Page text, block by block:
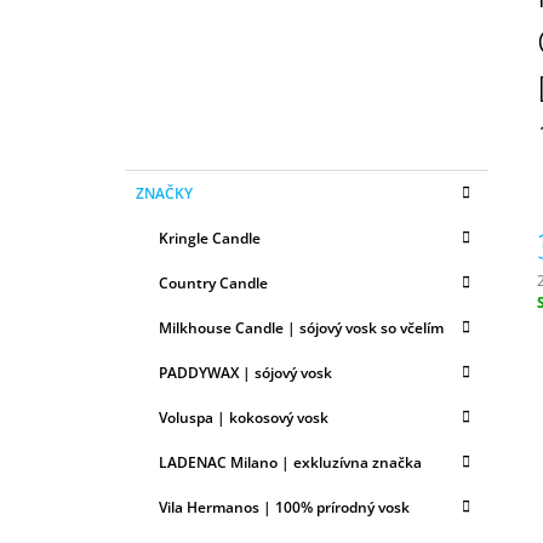
kategórie
K
AZNAČKY
Kringle Candle
Country Candle
Milkhouse Candle | sójový vosk so včelím
PADDYWAX | sójový vosk
Voluspa | kokosový vosk
LADENAC Milano | exkluzívna značka
Vila Hermanos | 100% prírodný vosk